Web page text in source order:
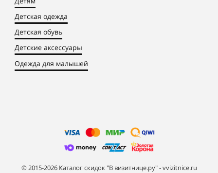
Детская одежда
Детская обувь
Детские аксессуары
Одежда для малышей
© 2015-2026 Каталог скидок "В визитнице.ру" - vvizitnice.ru